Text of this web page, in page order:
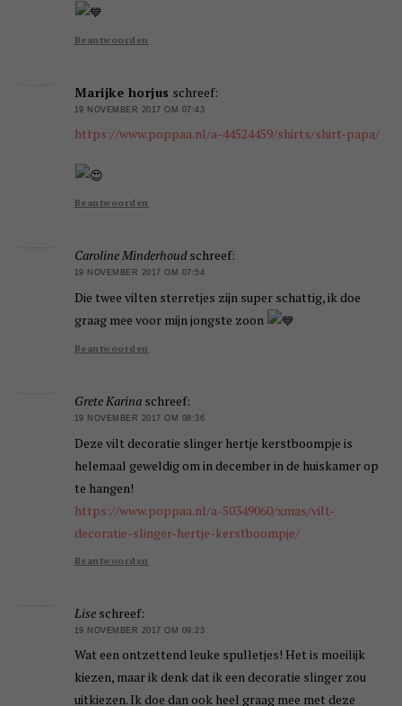
Beantwoorden
Marijke horjus schreef:
19 NOVEMBER 2017 OM 07:43
https://www.poppaa.nl/a-44524459/shirts/shirt-papa/
Beantwoorden
Caroline Minderhoud schreef:
19 NOVEMBER 2017 OM 07:54
Die twee vilten sterretjes zijn super schattig, ik doe
graag mee voor mijn jongste zoon
Beantwoorden
Grete Karina schreef:
19 NOVEMBER 2017 OM 08:36
Deze vilt decoratie slinger hertje kerstboompje is
helemaal geweldig om in december in de huiskamer op
te hangen!
https://www.poppaa.nl/a-50349060/xmas/vilt-
decoratie-slinger-hertje-kerstboompje/
Beantwoorden
Lise schreef:
19 NOVEMBER 2017 OM 09:23
Wat een ontzettend leuke spulletjes! Het is moeilijk
kiezen, maar ik denk dat ik een decoratie slinger zou
uitkiezen. Ik doe dan ook heel graag mee met deze